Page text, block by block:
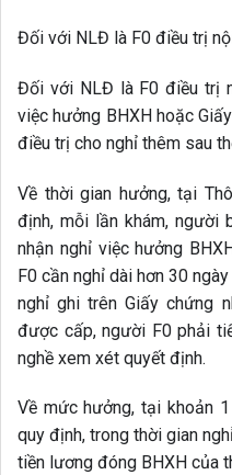
Đối với NLĐ là F0 điều trị
Đối với NLĐ là F0 điều trị
việc hưởng BHXH hoặc
điều trị cho nghỉ thêm sau
Về thời gian hưởng, tại
định, mỗi lần khám, người
nhận nghỉ việc hưởng
F0 cần nghỉ dài hơn 30
nghỉ ghi trên Giấy chứng
được cấp, người F0 phải
nghề xem xét quyết định.
Về mức hưởng, tại khoản
quy định, trong thời gian
tiền lương đóng BHXH của